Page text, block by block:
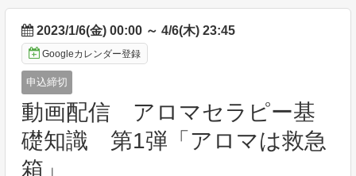
2023/1/6(金) 00:00 ～ 4/6(木) 23:45
Googleカレンダー登録
申込締切
動画配信 アロマセラピー基
礎知識 第1弾「アロマは救急
箱」